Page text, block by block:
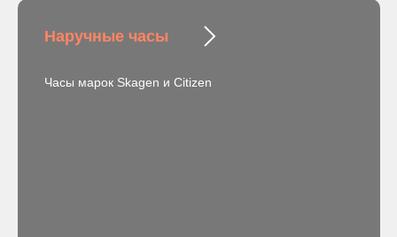
Наручные часы
Часы марок Skagen и Citizen